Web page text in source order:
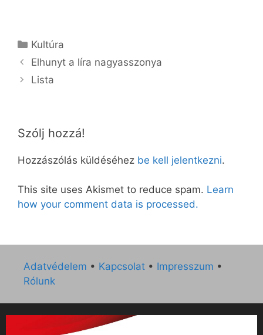
Kategória
Kultúra
Elhunyt a líra nagyasszonya
Lista
Szólj hozzá!
Hozzászólás küldéséhez be kell jelentkezni.
This site uses Akismet to reduce spam. Learn
how your comment data is processed.
Adatvédelem • Kapcsolat • Impresszum •
Rólunk